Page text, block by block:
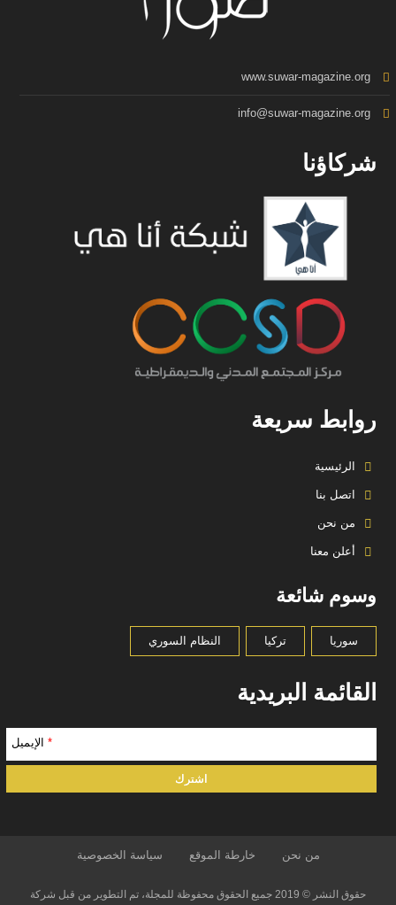
www.suwar-magazine.org
info@suwar-magazine.org
شركاؤنا
روابط سريعة
الرئيسية
اتصل بنا
من نحن
أعلن معنا
وسوم شائعة
سوريا تركيا النظام السوري
القائمة البريدية
* الإيميل
من نحن خارطة الموقع سياسة الخصوصية
حقوق النشر © 2019 جميع الحقوق محفوظة للمجلة، تم التطوير من قبل شركة